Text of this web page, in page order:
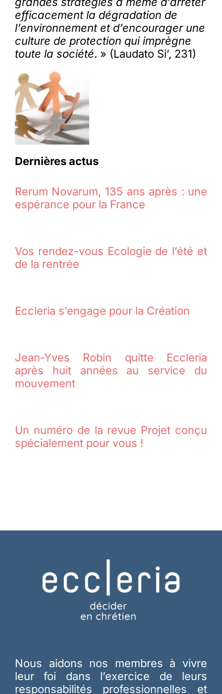
efficacement la dégradation de
l’environnement et d’encourager une
culture de protection qui imprègne
toute la société. » (Laudato Si’, 231)
Dernières actus
Rerum Novarum, 135 ans après : une
espérance pour la France
Vos rendez-vous Ecologie de l’été et
de la rentrée
Eccleria s’engage pour la Création
Jean-Yves Robin quitte Eccleria
après huit années au service du
mouvement
Un numéro de la revue Projet conçu
spécialement pour vous !
Nous aidons nos membres à vivre
leur foi dans l’exercice de leurs
responsabilités professionnelles et